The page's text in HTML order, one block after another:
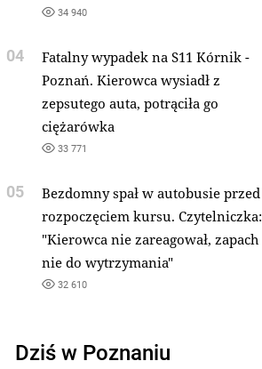
34 940
04
Fatalny wypadek na S11 Kórnik -
Poznań. Kierowca wysiadł z
zepsutego auta, potrąciła go
ciężarówka
33 771
05
Bezdomny spał w autobusie przed
rozpoczęciem kursu. Czytelniczka:
"Kierowca nie zareagował, zapach
nie do wytrzymania"
32 610
Dziś w Poznaniu